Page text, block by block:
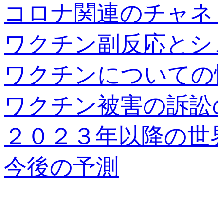
コロナ関連のチャ
ワクチン副反応と
ワクチンについて
ワクチン被害の訴
２０２３年以降の
今後の予測